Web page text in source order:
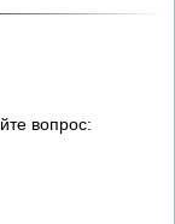
вопрос: